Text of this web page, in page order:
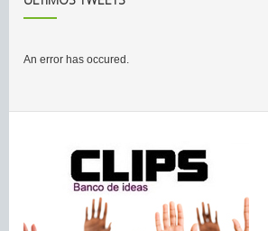
An error has occured.